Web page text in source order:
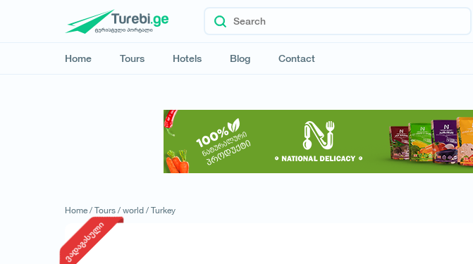
Home Tours Hotels Blog Contact
Home / Tours / world / Turkey
ვადაგასული